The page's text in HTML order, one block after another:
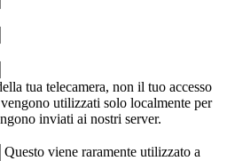
tua telecamera, non il tuo accesso
utilizzati solo localmente per
inviati ai nostri server.
Questo viene raramente utilizzato a